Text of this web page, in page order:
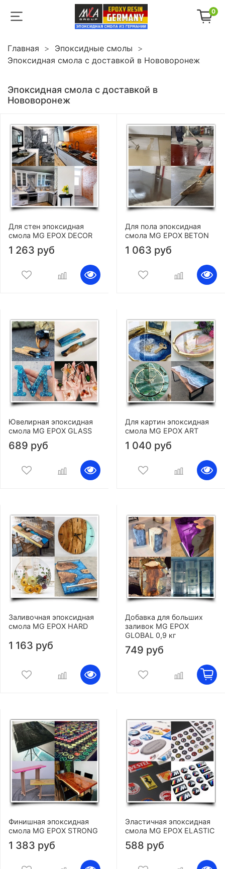
0
Главная
Эпоксидные смолы
Эпоксидная смола с доставкой в Нововоронеж
Эпоксидная смола с доставкой в
Нововоронеж
Для стен эпоксидная
смола MG EPOX DECOR
1 263 руб
Для пола эпоксидная
смола MG EPOX BETON
1 063 руб
Ювелирная эпоксидная
смола MG EPOX GLASS
689 руб
Для картин эпоксидная
смола MG EPOX ART
1 040 руб
Заливочная эпоксидная
смола MG EPOX HARD
1 163 руб
Добавка для больших
заливок MG EPOX
GLOBAL 0,9 кг
749 руб
Финишная эпоксидная
смола MG EPOX STRONG
1 383 руб
Эластичная эпоксидная
смола MG EPOX ELASTIC
588 руб